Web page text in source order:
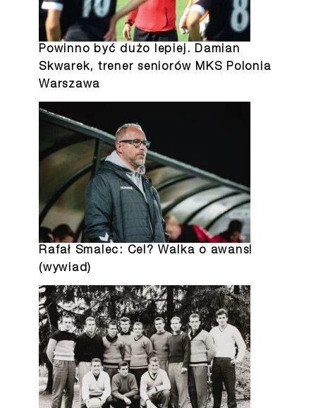
Powinno być dużo lepiej. Damian
Skwarek, trener seniorów MKS Polonia
Warszawa
Rafał Smalec: Cel? Walka o awans!
(wywiad)